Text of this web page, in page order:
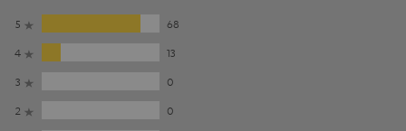
5
68
4
13
3
0
2
0